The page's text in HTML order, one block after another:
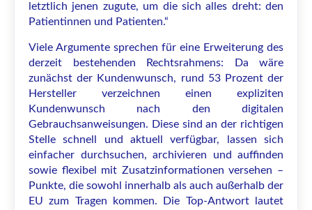
letztlich jenen zugute, um die sich alles dreht: den
Patientinnen und Patienten.“
Viele Argumente sprechen für eine Erweiterung des
derzeit bestehenden Rechtsrahmens: Da wäre
zunächst der Kundenwunsch, rund 53 Prozent der
Hersteller verzeichnen einen expliziten
Kundenwunsch nach den digitalen
Gebrauchsanweisungen. Diese sind an der richtigen
Stelle schnell und aktuell verfügbar, lassen sich
einfacher durchsuchen, archivieren und auffinden
sowie flexibel mit Zusatzinformationen versehen –
Punkte, die sowohl innerhalb als auch außerhalb der
EU zum Tragen kommen. Die Top-Antwort lautet